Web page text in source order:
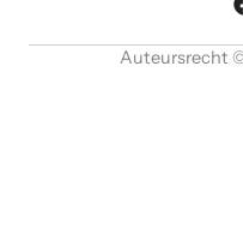
Auteursrecht